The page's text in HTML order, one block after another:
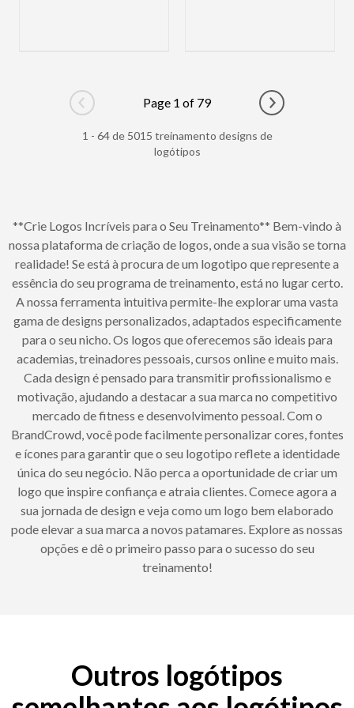
Go to previous page
Page 1 of 79
Go to next
1 - 64 de 5015 treinamento designs de
logótipos
**Crie Logos Incríveis para o Seu Treinamento** Bem-vindo à
nossa plataforma de criação de logos, onde a sua visão se torna
realidade! Se está à procura de um logotipo que represente a
essência do seu programa de treinamento, está no lugar certo.
A nossa ferramenta intuitiva permite-lhe explorar uma vasta
gama de designs personalizados, adaptados especificamente
para o seu nicho. Os logos que oferecemos são ideais para
academias, treinadores pessoais, cursos online e muito mais.
Cada design é pensado para transmitir profissionalismo e
motivação, ajudando a destacar a sua marca no competitivo
mercado de fitness e desenvolvimento pessoal. Com o
BrandCrowd, você pode facilmente personalizar cores, fontes
e ícones para garantir que o seu logotipo reflete a identidade
única do seu negócio. Não perca a oportunidade de criar um
logo que inspire confiança e atraia clientes. Comece agora a
sua jornada de design e veja como um logo bem elaborado
pode elevar a sua marca a novos patamares. Explore as nossas
opções e dê o primeiro passo para o sucesso do seu
treinamento!
Outros logótipos